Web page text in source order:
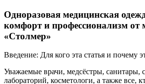
Одноразовая медицинская
комфорт и профессионализм от
«Столмер»
Введение: Для кого эта статья и почему
Уважаемые врачи, медсёстры, санитары,
лабораторий, косметологи, а также все,